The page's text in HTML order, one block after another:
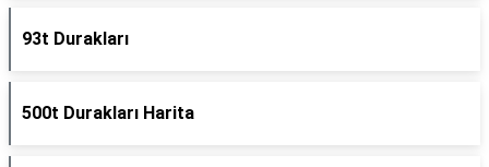
93t Durakları
500t Durakları Harita